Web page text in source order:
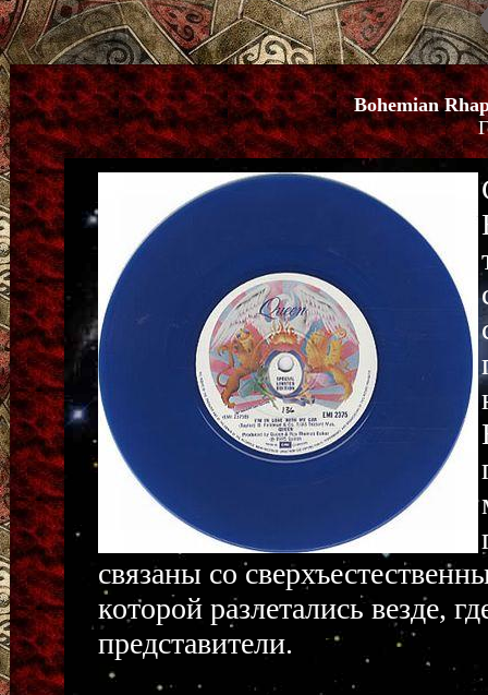
Bohemian
связаны со
которой разлетались везде,
представители.